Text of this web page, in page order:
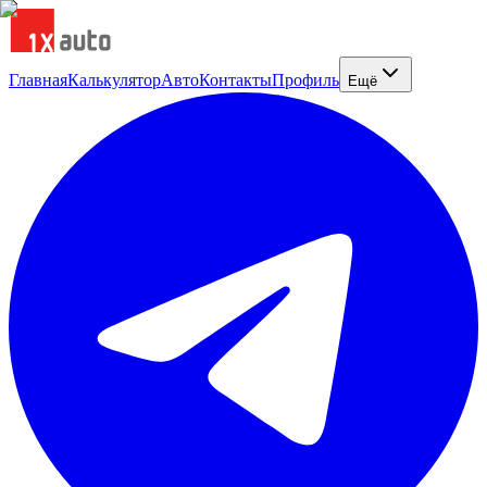
ГлавнаяКалькуляторАвтоКонтактыПрофиль Ещё